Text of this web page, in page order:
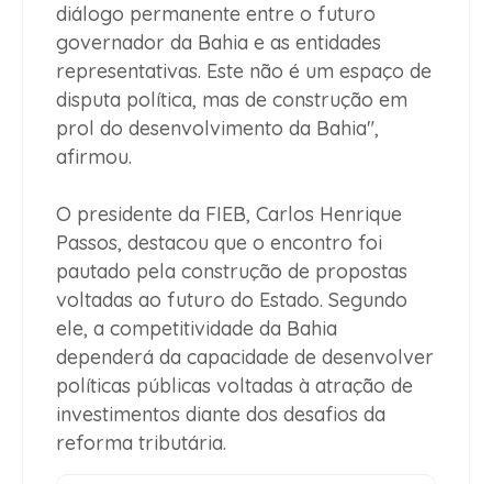
diálogo permanente entre o futuro
governador da Bahia e as entidades
representativas. Este não é um espaço de
disputa política, mas de construção em
prol do desenvolvimento da Bahia",
afirmou.
O presidente da FIEB, Carlos Henrique
Passos, destacou que o encontro foi
pautado pela construção de propostas
voltadas ao futuro do Estado. Segundo
ele, a competitividade da Bahia
dependerá da capacidade de desenvolver
políticas públicas voltadas à atração de
investimentos diante dos desafios da
reforma tributária.